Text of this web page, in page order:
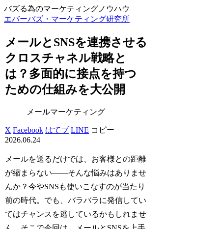
バズる為のマーケティングノウハウ
エバーバズ・マーケティング研究所
メールとSNSを連携させる
クロスチャネル戦略と
は？多面的に接点を持つ
ための仕組みを大公開
メールマーケティング
X Facebook はてブ LINE コピー
2026.06.24
メールを送るだけでは、お客様との距離
が縮まらない――そんな悩みはありませ
んか？今やSNSも使いこなすのが当たり
前の時代。でも、バラバラに発信してい
てはチャンスを逃しているかもしれませ